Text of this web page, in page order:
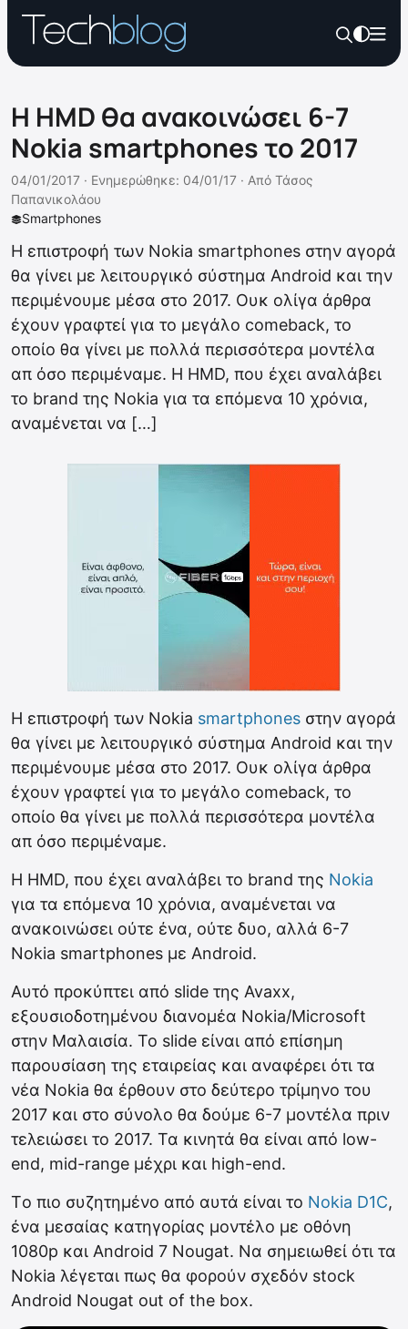
Η HMD θα ανακοινώσει 6-7
Nokia smartphones το 2017
Smartphones
04/01/2017 · Ενημερώθηκε: 04/01/17 · Από Τάσος
Παπανικολάου
Η επιστροφή των Nokia smartphones στην αγορά
θα γίνει με λειτουργικό σύστημα Android και την
περιμένουμε μέσα στο 2017. Ουκ ολίγα άρθρα
έχουν γραφτεί για το μεγάλο comeback, το
οποίο θα γίνει με πολλά περισσότερα μοντέλα
απ όσο περιμέναμε. Η HMD, που έχει αναλάβει
το brand της Nokia για τα επόμενα 10 χρόνια,
αναμένεται να […]
Η επιστροφή των Nokia smartphones στην αγορά
θα γίνει με λειτουργικό σύστημα Android και την
περιμένουμε μέσα στο 2017. Ουκ ολίγα άρθρα
έχουν γραφτεί για το μεγάλο comeback, το
οποίο θα γίνει με πολλά περισσότερα μοντέλα
απ όσο περιμέναμε.
Η HMD, που έχει αναλάβει το brand της Nokia
για τα επόμενα 10 χρόνια, αναμένεται να
ανακοινώσει ούτε ένα, ούτε δυο, αλλά 6-7
Nokia smartphones με Android.
Αυτό προκύπτει από slide της Avaxx,
εξουσιοδοτημένου διανομέα Nokia/Microsoft
στην Μαλαισία. Το slide είναι από επίσημη
παρουσίαση της εταιρείας και αναφέρει ότι τα
νέα Nokia θα έρθουν στο δεύτερο τρίμηνο του
2017 και στο σύνολο θα δούμε 6-7 μοντέλα πριν
τελειώσει το 2017. Τα κινητά θα είναι από low-
end, mid-range μέχρι και high-end.
Tο πιο συζητημένο από αυτά είναι το Nokia D1C,
ένα μεσαίας κατηγορίας μοντέλο με οθόνη
1080p και Android 7 Nougat. Να σημειωθεί ότι τα
Nokia λέγεται πως θα φορούν σχεδόν stock
Android Nougat out of the box.